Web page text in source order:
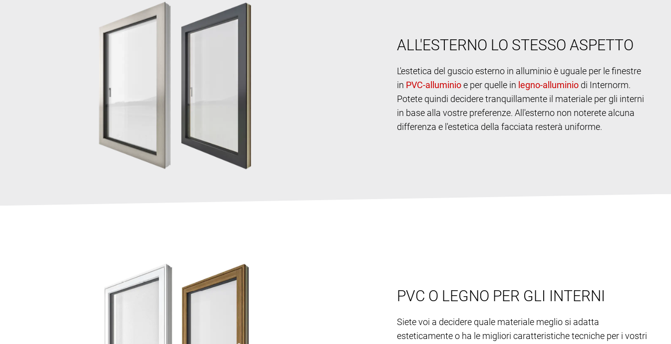
ALL'ESTERNO LO STESSO ASPETTO
L'estetica del guscio esterno in alluminio è uguale per le finestre
in
e per quelle in
di Internorm.
Potete quindi decidere tranquillamente il materiale per gli interni
in base alla vostre preferenze. All'esterno non noterete alcuna
differenza e l'estetica della facciata resterà uniforme.
PVC O LEGNO PER GLI INTERNI
Siete voi a decidere quale materiale meglio si adatta
esteticamente o ha le migliori caratteristiche tecniche per i vostri